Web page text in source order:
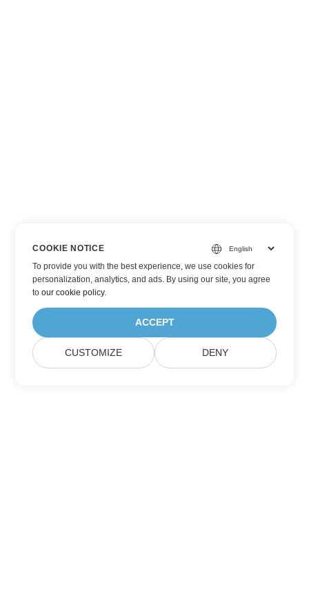
COOKIE NOTICE
To provide you with the best experience, we use cookies for
personalization, analytics, and ads. By using our site, you agree
toour cookie policy.
ACCEPT
CUSTOMIZE DENY